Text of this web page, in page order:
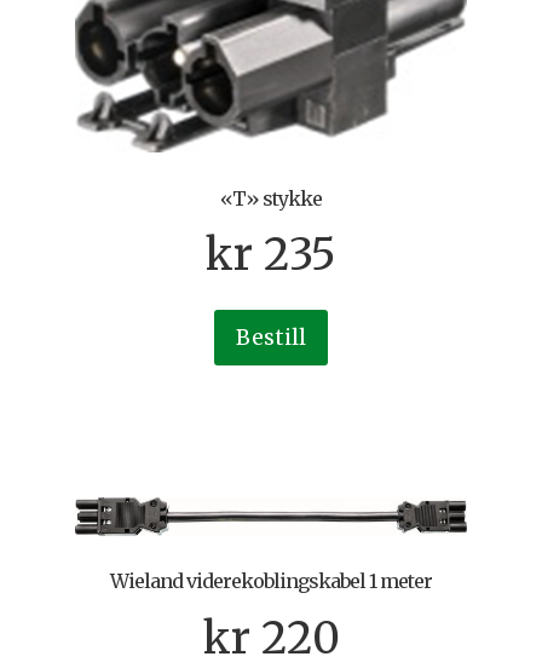
«T» stykke
kr 235
Bestill
Wieland viderekoblingskabel 1 meter
kr 220